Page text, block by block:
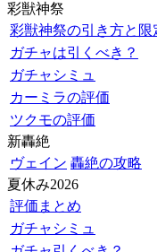
彩獣神祭
彩獣神祭の引き方と限
ガチャは引くべき？
ガチャシミュ
カーミラの評価
ツクモの評価
新轟絶
ヴェイン 轟絶の攻略
夏休み2026
評価まとめ
ガチャシミュ